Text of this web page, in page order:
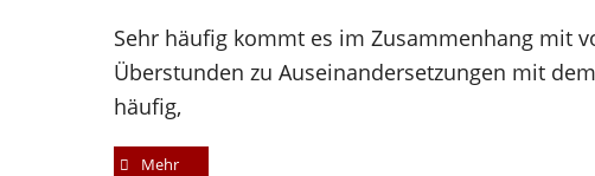
Sehr häufig kommt es im Zusammenhang mit
Überstunden zu Auseinandersetzungen mit
häufig,
Mehr